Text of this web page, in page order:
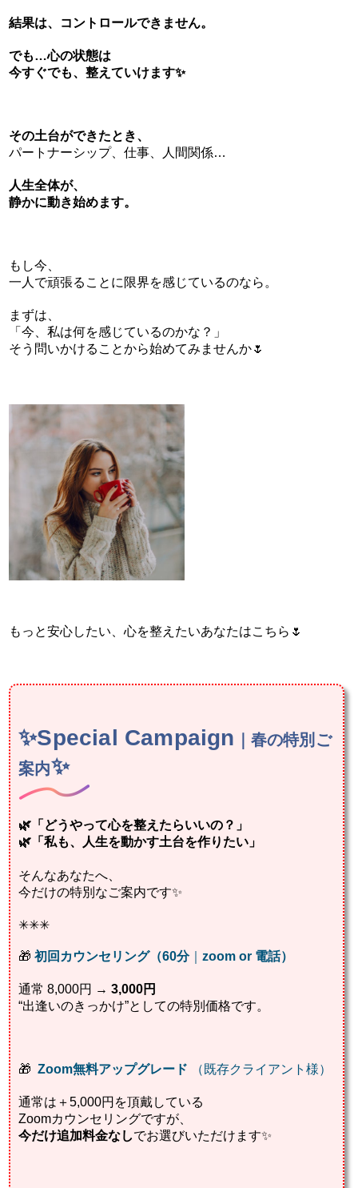
結果は、 コントロールできません。
でも…心の状態は
今すぐでも、整えていけます✨
その土台ができたとき、
パートナーシップ、仕事、人間関係…
人生全体が、
静かに動き始めます。
もし今、
一人で頑張ることに限界を感じているのなら。
まずは、
「今、私は何を感じているのかな？」
そう問いかけることから始めてみませんか🌷
もっと安心したい、心を整えたいあなたはこちら🌷
✨Special Campaign ｜春の特別ご
案内✨
🌿「どうやって心を整えたらいいの？」
🌿「私も、人生を動かす土台を作りたい」
そんなあなたへ、
今だけの特別なご案内です✨
✳︎✳︎✳︎
🎁初回カウンセリング（60分｜zoom or 電話）
通常 8,000円 →3,000円
“出逢いのきっかけ”としての特別価格です。
🎁 Zoom無料アップグレード （既存クライアント様）
通常は＋5,000円を頂戴している
Zoomカウンセリングですが、
今だけ追加料金なしでお選びいただけます✨